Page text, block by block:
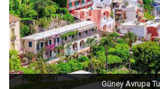
Güney Avrupa